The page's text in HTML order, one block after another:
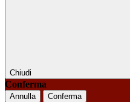
Chiudi
Conferma
Annulla Conferma